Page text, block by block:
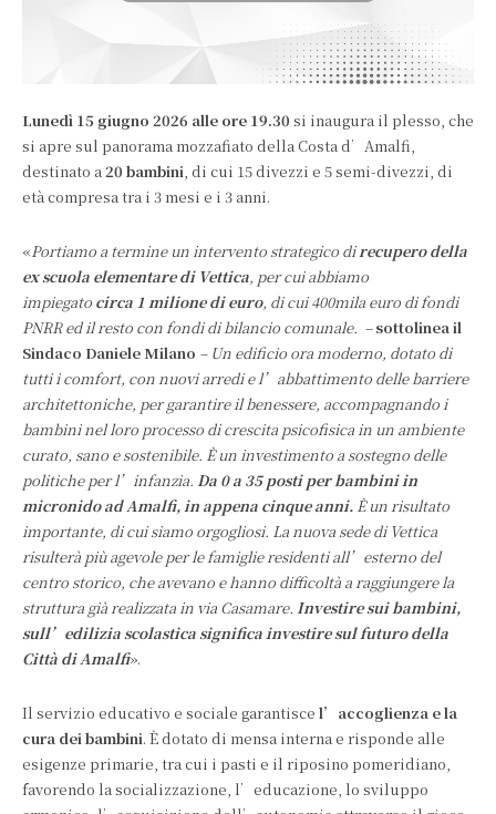
Lunedì 15 giugno 2026 alle ore 19.30 si inaugura il plesso, che
si apre sul panorama mozzafiato della Costa d’Amalfi,
destinato a20 bambini, di cui 15 divezzi e 5 semi-divezzi, di
età compresa tra i 3 mesi e i 3 anni.
«Portiamo a termine un intervento strategico direcupero della
ex scuola elementare di Vettica, per cui abbiamo
impiegato circa 1 milione di euro, di cui 400mila euro di fondi
PNRR ed il resto con fondi di bilancio comunale. –sottolinea il
Sindaco Daniele Milano – Un edificio ora moderno, dotato di
tutti i comfort, con nuovi arredi e l’abbattimento delle barriere
architettoniche, per garantire il benessere, accompagnando i
bambini nel loro processo di crescita psicofisica in un ambiente
curato, sano e sostenibile. È un investimento a sostegno delle
politiche per l’infanzia. Da 0 a 35 posti per bambini in
micronido ad Amalfi, in appena cinque anni. È un risultato
importante, di cui siamo orgogliosi. La nuova sede di Vettica
risulterà più agevole per le famiglie residenti all’esterno del
centro storico, che avevano e hanno difficoltà a raggiungere la
struttura già realizzata in via Casamare. Investire sui bambini,
sull’edilizia scolastica significa investire sul futuro della
Città di Amalfi».
Il servizio educativo e sociale garantisce l’accoglienza e la
cura dei bambini. È dotato di mensa interna e risponde alle
esigenze primarie, tra cui i pasti e il riposino pomeridiano,
favorendo la socializzazione, l’educazione, lo sviluppo